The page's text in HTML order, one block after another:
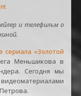
и телефильм о
сериала «Золотой
Меньшикова в
Сегодня мы